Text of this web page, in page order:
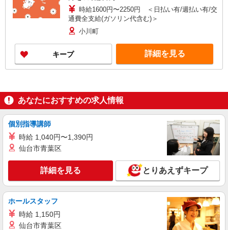
時給1600円〜2250円 ＜日払い有/週払い有/交
通費全支給(ガソリン代含む)＞
小川町
キープ 詳細を見る
あなたにおすすめの求人情報
個別指導講師
時給 1,040円〜1,390円
仙台市青葉区
詳細を見る とりあえずキープ
ホールスタッフ
時給 1,150円
仙台市青葉区